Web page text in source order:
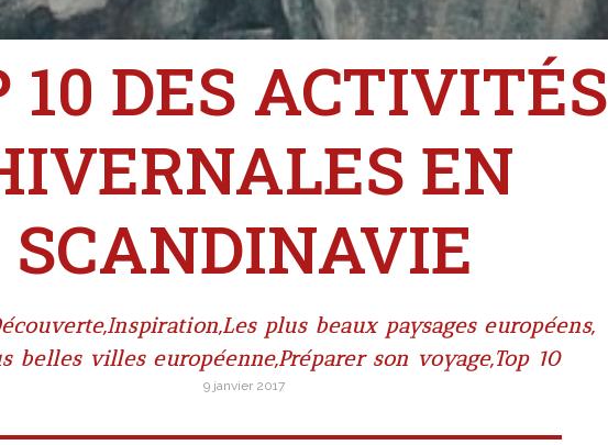
10 DES ACTIVITÉS
EN
SCANDINAVIE
,Inspiration,Les plus beaux paysages européens,
belles villes européenne,Préparer son voyage,Top 10
9 janvier 2017